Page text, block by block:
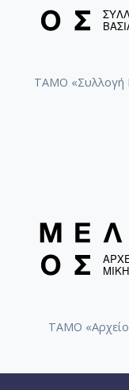
ΤΑΜΟ «Συλλογή
ΤΑΜΟ